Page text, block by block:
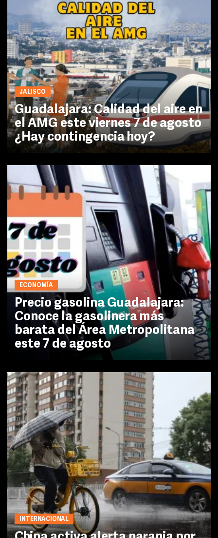
JALISCO
Guadalajara: Calidad del aire en
el AMG este viernes 7 de agosto
¿Hay contingencia hoy?
ECONOMÍA
Precio gasolina Guadalajara:
Conoce la gasolinera más
barata del Área Metropolitana
este 7 de agosto
INTERNACIONAL